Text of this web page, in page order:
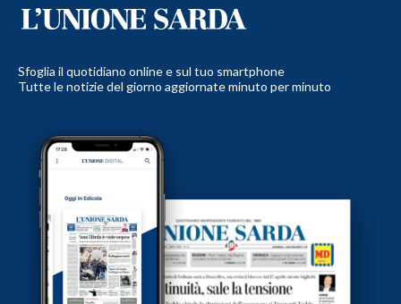
Sfoglia il quotidiano online e sul tuo smartphone
Tutte le notizie del giorno aggiornate minuto per minuto